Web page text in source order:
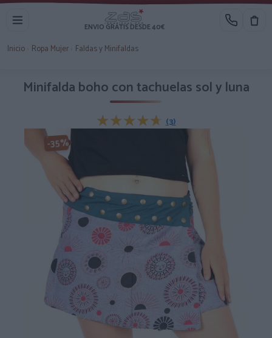
ENVIO GRATIS DESDE 40€
Inicio Ropa Mujer Faldas y Minifaldas
Minifalda boho con tachuelas sol y luna
★★★★★
★★★★★ (3)
-35%